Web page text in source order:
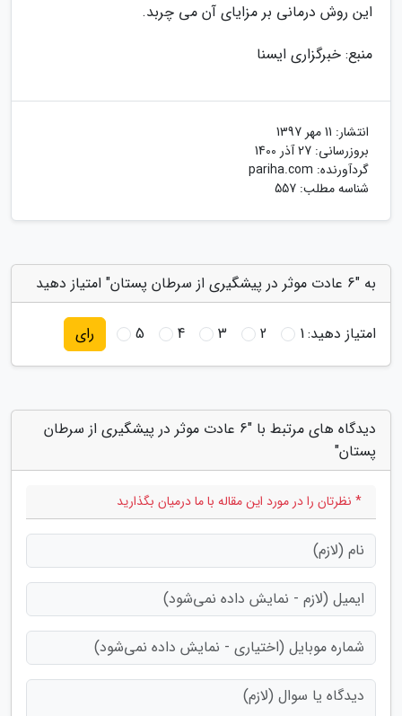
این روش درمانی بر مزایای آن می چربد.
منبع: خبرگزاری ایسنا
انتشار: 11 مهر 1397
بروزرسانی: 27 آذر 1400
گردآورنده: pariha.com
شناسه مطلب: 557
به "6 عادت موثر در پیشگیری از سرطان پستان" امتیاز دهید
امتیاز دهید:1
2
3
4
5 رای
دیدگاه های مرتبط با "6 عادت موثر در پیشگیری از سرطان
پستان"
* نظرتان را در مورد این مقاله با ما درمیان بگذارید